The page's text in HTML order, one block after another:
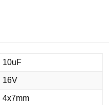
10uF
16V
4x7mm